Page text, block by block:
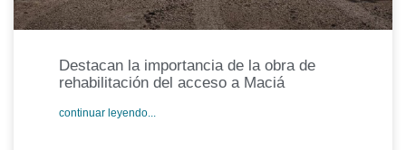
Destacan la importancia de la obra de
rehabilitación del acceso a Maciá
continuar leyendo...